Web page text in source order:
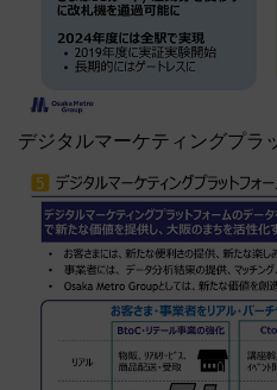
デジタルマーケティングプラ